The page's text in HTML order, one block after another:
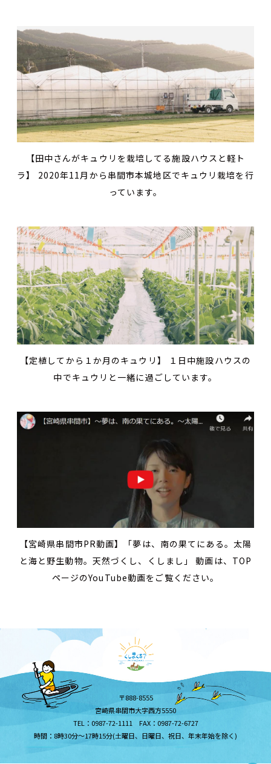
【田中さんがキュウリを栽培してる施設ハウスと軽ト
ラ】 2020年11月から串間市本城地区でキュウリ栽培を行
っています。
【定植してから１か月のキュウリ】 １日中施設ハウスの
中でキュウリと一緒に過ごしています。
【宮崎県串間市PR動画】「夢は、南の果てにある。太陽
と海と野生動物。天然づくし、くしまし」 動画は、TOP
ページのYouTube動画をご覧ください。
〒888-8555
宮崎県串間市大字西方5550
TEL：0987-72-1111 FAX：0987-72-6727
時間：8時30分～17時15分(土曜日、日曜日、祝日、年末年始を除く)